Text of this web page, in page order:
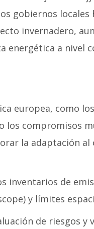
gobiernos
invernadero,
energética a nivel
europea, como
los compromisos
la adaptación
inventarios de
y límites
de riesgos y